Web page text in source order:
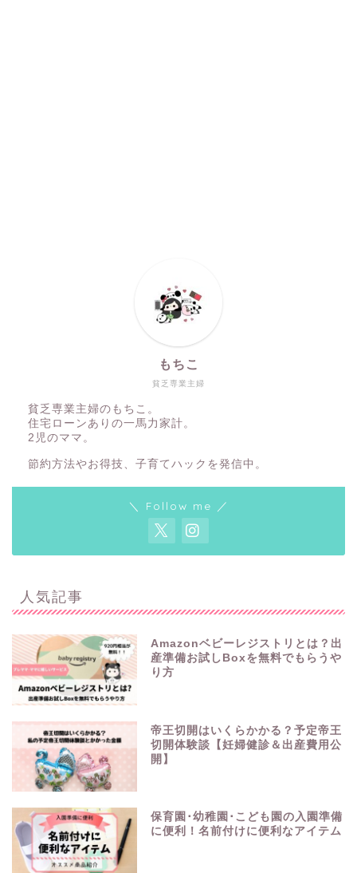
貧乏専業主婦
もちこ
貧乏専業主婦のもちこ。
住宅ローンありの一馬力家計。
2児のママ。
節約方法やお得技、子育てハックを発信中。
＼ Follow me ／
人気記事
Amazonベビーレジストリとは？出
産準備お試しBoxを無料でもらうや
り方
帝王切開はいくらかかる？予定帝王
切開体験談【妊婦健診＆出産費用公
開】
保育園･幼稚園･こども園の入園準備
に便利！名前付けに便利なアイテム